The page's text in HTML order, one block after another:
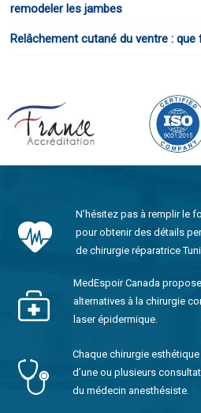
remodeler les jambes
Relâchement cutané du ventre : que
N’hésitez pas à remplir le
pour obtenir des détails
de chirurgie réparatrice
MedEspoir Canada
alternatives à la chirurgie
laser épidermique.
Chaque chirurgie
d’une ou plusieurs
du médecin anesthésiste.